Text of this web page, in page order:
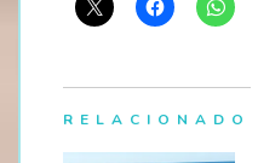
RELACIONADO